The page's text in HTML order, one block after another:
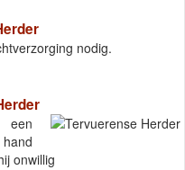
nodig.
onwillig